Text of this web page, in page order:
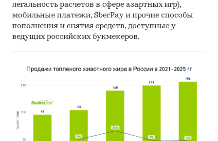
легальность расчетов в сфере азартных игр),
мобильные платежи, SberPay и прочие способы
пополнения и снятия средств, доступные у
ведущих российских букмекеров.